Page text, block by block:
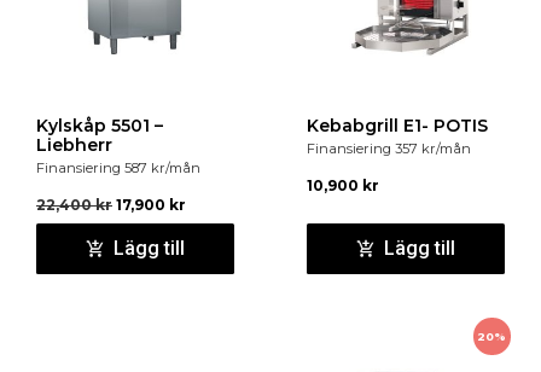
Kylskåp 5501 –
Liebherr
Finansiering 587 kr/mån
22,400kr 17,900 kr
Lägg till
Kebabgrill E1- POTIS
Finansiering 357 kr/mån
10,900 kr
Lägg till
20%